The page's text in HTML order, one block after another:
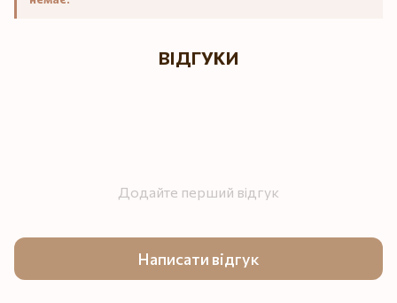
ВІДГУКИ
Додайте перший відгук
Написати відгук